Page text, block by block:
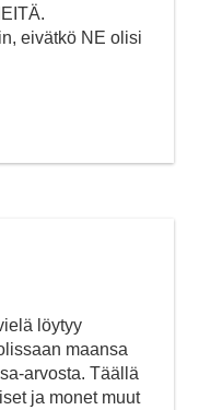
eivätkö NE olisi
löytyy
maansa
arvosta. Täällä
ja monet muut